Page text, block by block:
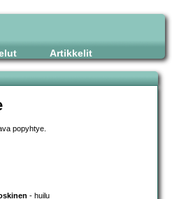
Artikkelit
popyhtye.
- huilu